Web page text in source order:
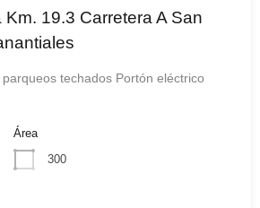
19.3 Carretera A San
techados Portón eléctrico
Área
300